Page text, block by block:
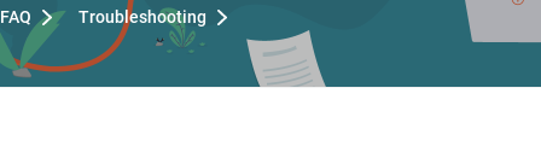
FAQ Troubleshooting